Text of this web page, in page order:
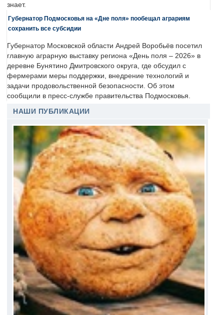
знает.
Губернатор Подмосковья на «Дне поля» пообещал аграриям
сохранить все субсидии
Губернатор Московской области Андрей Воробьёв посетил
главную аграрную выставку региона «День поля – 2026» в
деревне Бунятино Дмитровского округа, где обсудил с
фермерами меры поддержки, внедрение технологий и
задачи продовольственной безопасности. Об этом
сообщили в пресс-службе правительства Подмосковья.
НАШИ ПУБЛИКАЦИИ